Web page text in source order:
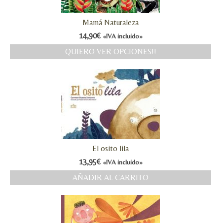
Mamá Naturaleza
14,90€ «IVA incluido»
QUIERO VER OPCIONES!!
El osito lila
13,95€ «IVA incluido»
AÑADIR AL CARRITO